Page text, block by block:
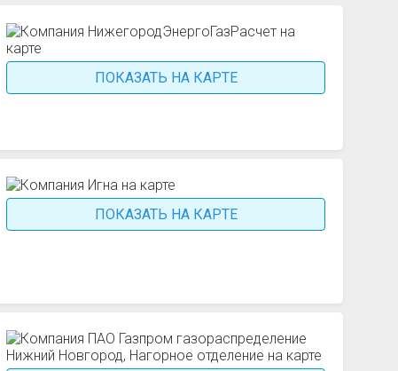
ПОКАЗАТЬ НА КАРТЕ
ПОКАЗАТЬ НА КАРТЕ